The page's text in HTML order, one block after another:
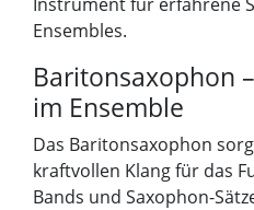
Ensembles.
Baritonsaxophon
im Ensemble
Das Baritonsaxophon
kraftvollen Klang für das
Bands und Saxophon-